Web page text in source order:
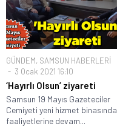
GÜNDEM, SAMSUN HABERLERİ
3 Ocak 2021 16:10
‘Hayırlı Olsun’ ziyareti
Samsun 19 Mayıs Gazeteciler
Cemiyeti yeni hizmet binasında
faaliyetlerine devam...